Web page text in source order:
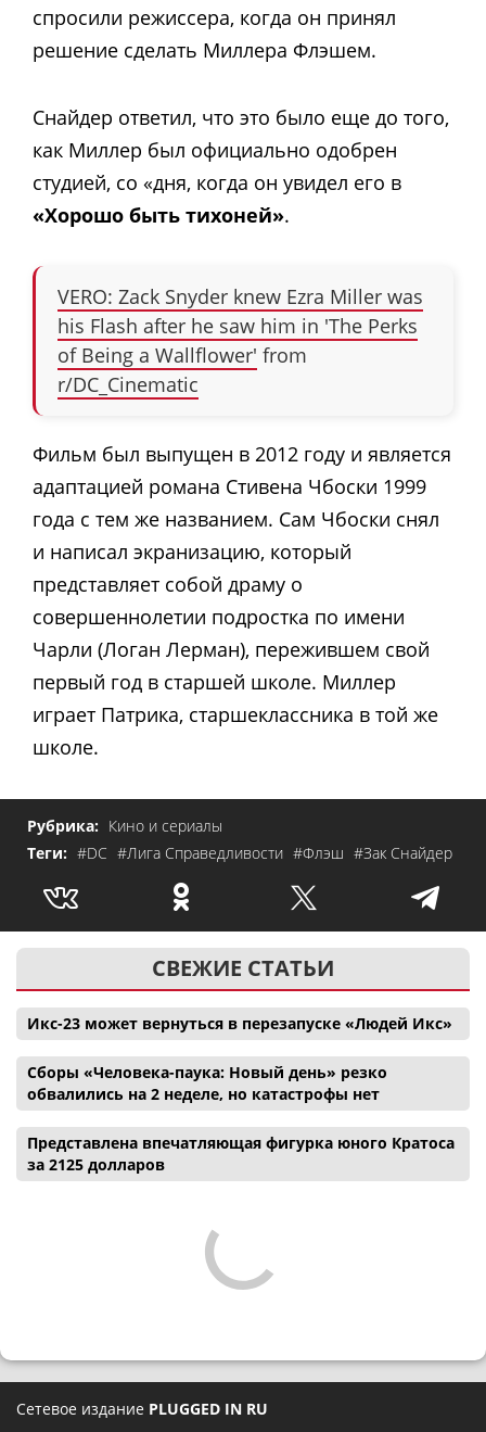
спросили режиссера, когда он принял
решение сделать Миллера Флэшем.
Снайдер ответил, что это было еще до того,
как Миллер был официально одобрен
студией, со «дня, когда он увидел его в
«Хорошо быть тихоней».
VERO: Zack Snyder knew Ezra Miller was
his Flash after he saw him in 'The Perks
of Being a Wallflower' from
r/DC_Cinematic
Фильм был выпущен в 2012 году и является
адаптацией романа Стивена Чбоски 1999
года с тем же названием. Сам Чбоски снял
и написал экранизацию, который
представляет собой драму о
совершеннолетии подростка по имени
Чарли (Логан Лерман), пережившем свой
первый год в старшей школе. Миллер
играет Патрика, старшеклассника в той же
школе.
Рубрика: Кино и сериалы
Теги: #DC #Лига Справедливости #Флэш #Зак Снайдер
СВЕЖИЕ СТАТЬИ
Икс-23 может вернуться в перезапуске «Людей Икс»
Сборы «Человека-паука: Новый день» резко
обвалились на 2 неделе, но катастрофы нет
Представлена впечатляющая фигурка юного Кратоса
за 2125 долларов
Сетевое издание PLUGGED IN RU